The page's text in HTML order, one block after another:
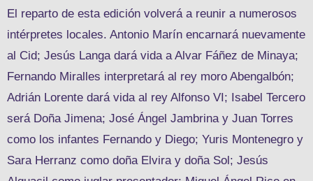
El reparto de esta edición volverá a reunir a numerosos
intérpretes locales. Antonio Marín encarnará nuevamente
al Cid; Jesús Langa dará vida a Alvar Fáñez de Minaya;
Fernando Miralles interpretará al rey moro Abengalbón;
Adrián Lorente dará vida al rey Alfonso VI; Isabel Tercero
será Doña Jimena; José Ángel Jambrina y Juan Torres
como los infantes Fernando y Diego; Yuris Montenegro y
Sara Herranz como doña Elvira y doña Sol; Jesús